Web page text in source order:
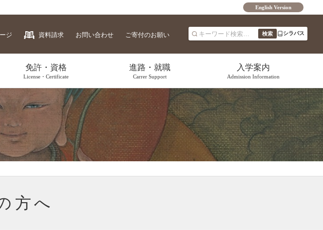
English Version
ジ 資料請求 お問い合わせ ご寄付のお願い シラバス
免許・資格
License・Certificate
進路・就職
Carrer Support
入学案内
Admission Information
方へ